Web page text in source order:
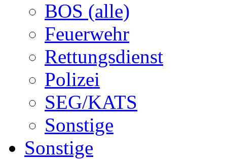
BOS (alle)
Feuerwehr
Rettungsdienst
Polizei
SEG/KATS
Sonstige
Sonstige